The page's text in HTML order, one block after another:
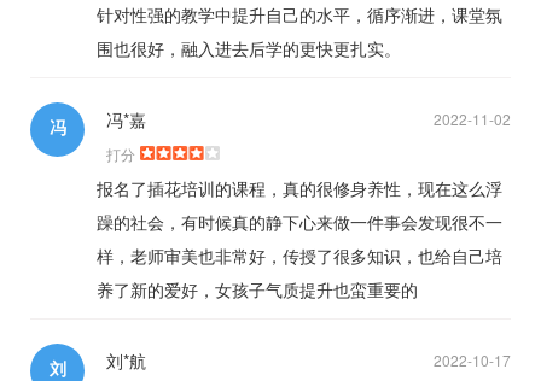
针对性强的教学中提升自己的水平，循序渐进，课堂氛
围也很好，融入进去后学的更快更扎实。
冯 2022-11-02
冯*嘉
打分
报名了插花培训的课程，真的很修身养性，现在这么浮
躁的社会，有时候真的静下心来做一件事会发现很不一
样，老师审美也非常好，传授了很多知识，也给自己培
养了新的爱好，女孩子气质提升也蛮重要的
刘 2022-10-17
刘*航